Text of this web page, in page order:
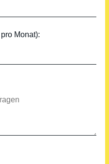
Monat):